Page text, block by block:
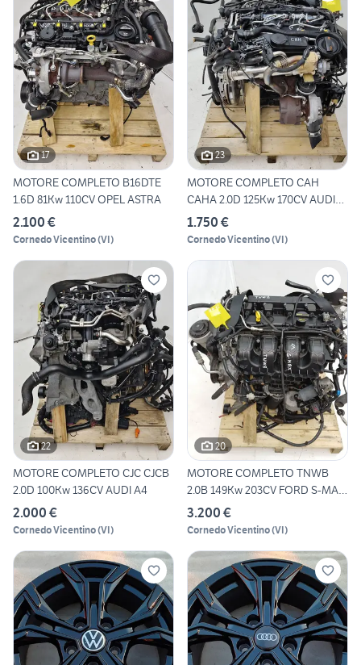
17
MOTORE COMPLETO B16DTE
1.6D 81Kw 110CV OPEL ASTRA
2.100 €
Cornedo Vicentino(VI)
23
MOTORE COMPLETO CAH
CAHA 2.0D 125Kw 170CV AUDI
A5
1.750 €
Cornedo Vicentino(VI)
22
MOTORE COMPLETO CJC CJCB
2.0D 100Kw 136CV AUDI A4
2.000 €
Cornedo Vicentino(VI)
20
MOTORE COMPLETO TNWB
2.0B 149Kw 203CV FORD S-MAX
2
3.200 €
Cornedo Vicentino(VI)